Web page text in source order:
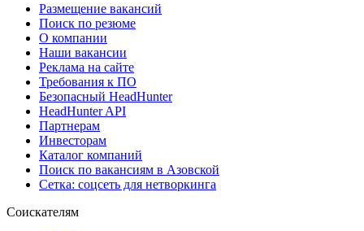
Размещение вакансий
Поиск по резюме
О компании
Наши вакансии
Реклама на сайте
Требования к ПО
Безопасный HeadHunter
HeadHunter API
Партнерам
Инвесторам
Каталог компаний
Поиск по вакансиям в Азовской
Сетка: соцсеть для нетворкинга
Соискателям